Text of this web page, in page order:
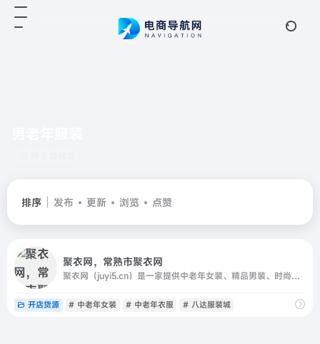
排序 发布 更新 浏览 点赞
聚衣网，常熟市聚衣网
聚衣网（juyi5.cn）是一家提供中老年女装、精品男装、时尚女装一手货源的服装供货网站，为江苏常熟数万家服装厂商提供推广销售渠道；,面向全国网销卖家、实体批发商提供最具竞争力的货源一站式货源进货，并提供快速发布、下载，服装一件代发、推荐专业服装类摄影等优质服务
开店货源 # 中老年女装 # 中老年衣服 # 八达服装城